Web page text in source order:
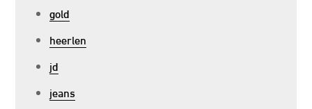
gold
heerlen
jd
jeans